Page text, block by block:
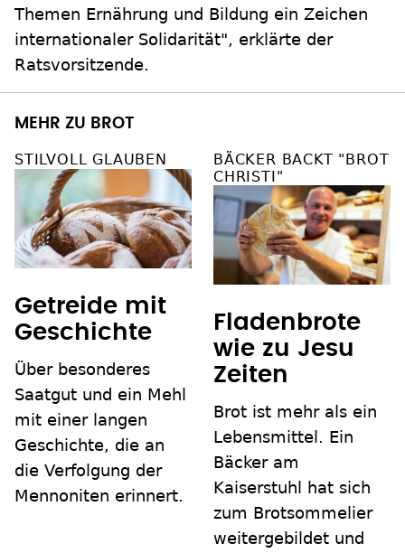
Themen Ernährung und Bildung ein Zeichen
internationaler Solidarität", erklärte der
Ratsvorsitzende.
MEHR ZU BROT
STILVOLL GLAUBEN
Getreide mit
Geschichte
Über besonderes
Saatgut und ein Mehl
mit einer langen
Geschichte, die an
die Verfolgung der
Mennoniten erinnert.
BÄCKER BACKT "BROT
CHRISTI"
Fladenbrote
wie zu Jesu
Zeiten
Brot ist mehr als ein
Lebensmittel. Ein
Bäcker am
Kaiserstuhl hat sich
zum Brotsommelier
weitergebildet und